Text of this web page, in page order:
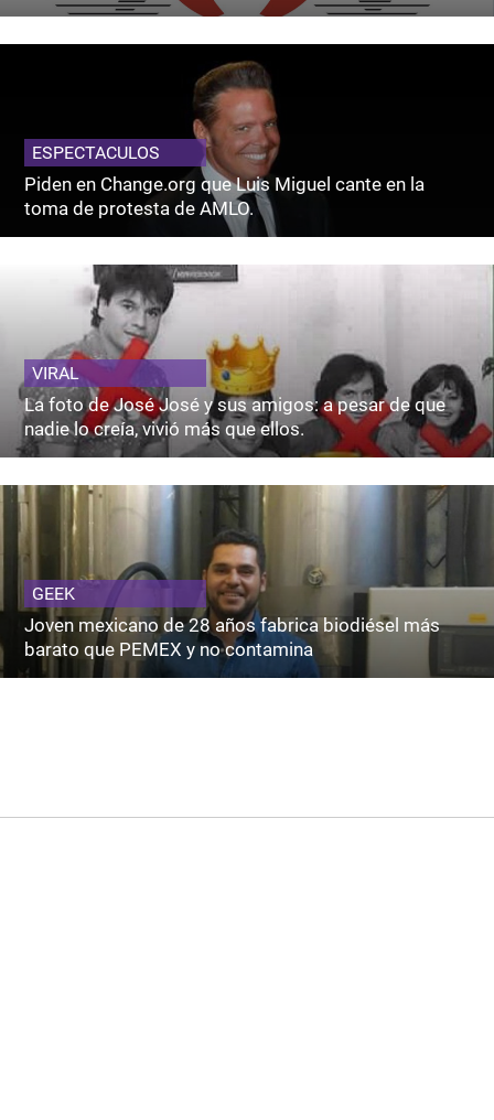
ESPECTACULOS
Piden en Change.org que Luis Miguel cante en la
toma de protesta de AMLO.
VIRAL
La foto de José José y sus amigos: a pesar de que
nadie lo creía, vivió más que ellos.
GEEK
Joven mexicano de 28 años fabrica biodiésel más
barato que PEMEX y no contamina